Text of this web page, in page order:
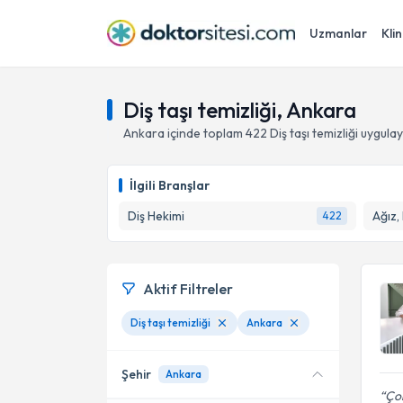
Uzmanlar
Diş taşı temizliği, Ankara
Ankara içinde toplam 422 Diş taşı temizliği
İlgili Branşlar
Diş Hekimi
422
Aktif Filtreler
Diş taşı temizliği Ankara
Şehir Ankara